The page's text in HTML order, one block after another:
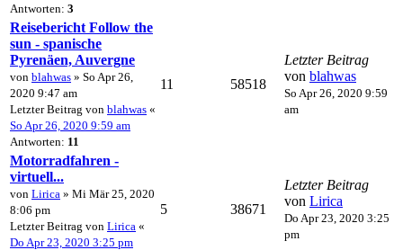
Antworten: 3
Reisebericht Follow the
sun - spanische
Pyrenäen, Auvergne
von blahwas » So Apr 26,
2020 9:47 am
Letzter Beitrag von blahwas «
So Apr 26, 2020 9:59 am
Antworten: 11
11 58518
Letzter Beitrag
von blahwas
So Apr 26, 2020 9:59
am
Motorradfahren -
virtuell...
von Lirica » Mi Mär 25, 2020
8:06 pm
Letzter Beitrag von Lirica «
Do Apr 23, 2020 3:25 pm
5 38671
Letzter Beitrag
von Lirica
Do Apr 23, 2020 3:25
pm